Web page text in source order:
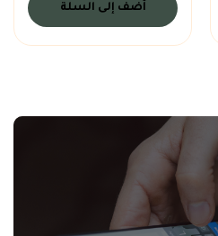
أضف إلى السلة